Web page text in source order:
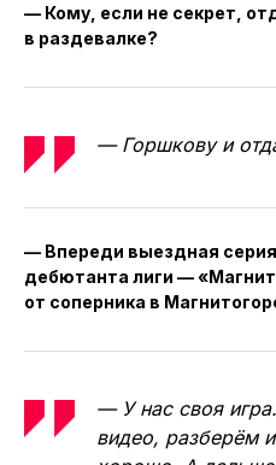
— Кому, если не секрет,
в раздевалке?
— Горшкову и
— Впереди выездная
дебютанта лиги —
от соперника в
— У нас своя
видео, разберём